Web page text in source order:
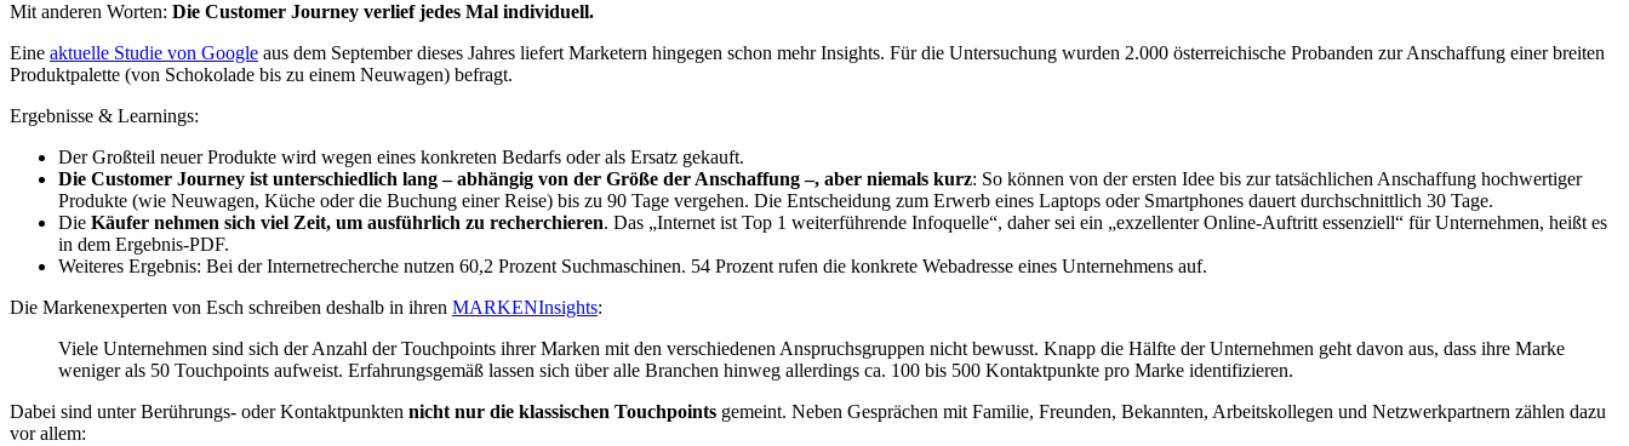
Mit anderen Worten: Die Customer Journey verlief jedes Mal individuell.
Eine aktuelle Studie von Google aus dem September dieses Jahres liefert Marketern hingegen schon mehr Insights. Für die Untersuchung wurden 2.000 österreichische Probanden zur Anschaffung einer breiten
Produktpalette (von Schokolade bis zu einem Neuwagen) befragt.
Ergebnisse & Learnings:
Der Großteil neuer Produkte wird wegen eines konkreten Bedarfs oder als Ersatz gekauft.
Die Customer Journey ist unterschiedlich lang – abhängig von der Größe der Anschaffung –, aber niemals kurz: So können von der ersten Idee bis zur tatsächlichen Anschaffung hochwertiger
Produkte (wie Neuwagen, Küche oder die Buchung einer Reise) bis zu 90 Tage vergehen. Die Entscheidung zum Erwerb eines Laptops oder Smartphones dauert durchschnittlich 30 Tage.
Die Käufer nehmen sich viel Zeit, um ausführlich zu recherchieren. Das „Internet ist Top 1 weiterführende Infoquelle“, daher sei ein „exzellenter Online-Auftritt essenziell“ für Unternehmen, heißt es
in dem Ergebnis-PDF.
Weiteres Ergebnis: Bei der Internetrecherche nutzen 60,2 Prozent Suchmaschinen. 54 Prozent rufen die konkrete Webadresse eines Unternehmens auf.
Die Markenexperten von Esch schreiben deshalb in ihren MARKENInsights:
Viele Unternehmen sind sich der Anzahl der Touchpoints ihrer Marken mit den verschiedenen Anspruchsgruppen nicht bewusst. Knapp die Hälfte der Unternehmen geht davon aus, dass ihre Marke
weniger als 50 Touchpoints aufweist. Erfahrungsgemäß lassen sich über alle Branchen hinweg allerdings ca. 100 bis 500 Kontaktpunkte pro Marke identifizieren.
Dabei sind unter Berührungs- oder Kontaktpunkten nicht nur die klassischen Touchpoints gemeint. Neben Gesprächen mit Familie, Freunden, Bekannten, Arbeitskollegen und Netzwerkpartnern zählen dazu
vor allem: